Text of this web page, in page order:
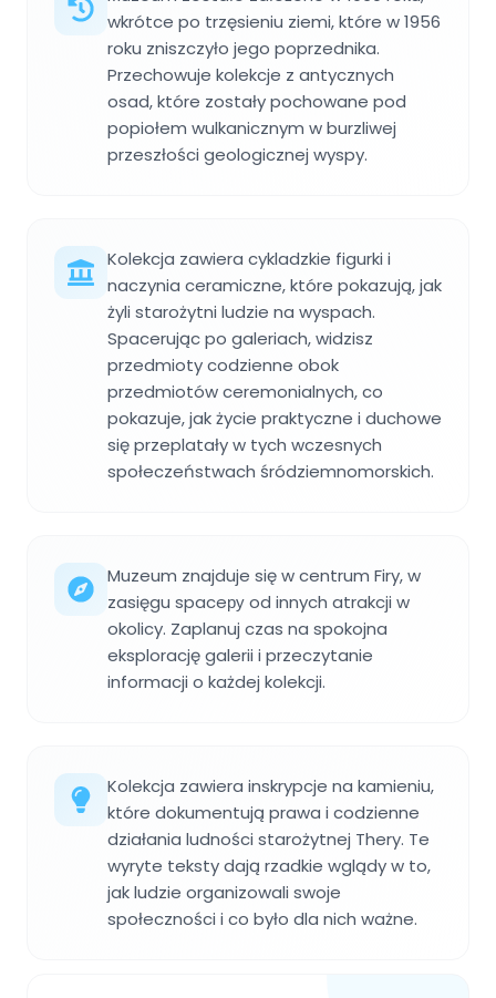
wkrótce po trzęsieniu ziemi, które w 1956
roku zniszczyło jego poprzednika.
Przechowuje kolekcje z antycznych
osad, które zostały pochowane pod
popiołem wulkanicznym w burzliwej
przeszłości geologicznej wyspy.
Kolekcja zawiera cykladzkie figurki i
naczynia ceramiczne, które pokazują, jak
żyli starożytni ludzie na wyspach.
Spacerując po galeriach, widzisz
przedmioty codzienne obok
przedmiotów ceremonialnych, co
pokazuje, jak życie praktyczne i duchowe
się przeplatały w tych wczesnych
społeczeństwach śródziemnomorskich.
Muzeum znajduje się w centrum Firy, w
zasięgu spaceру od innych atrakcji w
okolicy. Zaplanuj czas na spokojna
eksplorację galerii i przeczytanie
informacji o każdej kolekcji.
Kolekcja zawiera inskrypcje na kamieniu,
które dokumentują prawa i codzienne
działania ludności starożytnej Thery. Te
wyryte teksty dają rzadkie wglądy w to,
jak ludzie organizowali swoje
społeczności i co było dla nich ważne.